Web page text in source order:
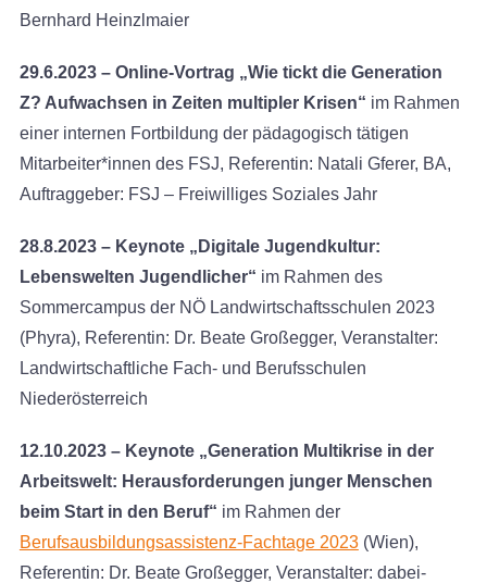
Bernhard Heinzlmaier
29.6.2023 – Online-Vortrag „Wie tickt die Generation
Z? Aufwachsen in Zeiten multipler Krisen“ im Rahmen
einer internen Fortbildung der pädagogisch tätigen
Mitarbeiter*innen des FSJ, Referentin: Natali Gferer, BA,
Auftraggeber: FSJ – Freiwilliges Soziales Jahr
28.8.2023 – Keynote „Digitale Jugendkultur:
Lebenswelten Jugendlicher“ im Rahmen des
Sommercampus der NÖ Landwirtschaftsschulen 2023
(Phyra), Referentin: Dr. Beate Großegger, Veranstalter:
Landwirtschaftliche Fach- und Berufsschulen
Niederösterreich
12.10.2023 – Keynote „Generation Multikrise in der
Arbeitswelt: Herausforderungen junger Menschen
beim Start in den Beruf“ im Rahmen der
Berufsausbildungsassistenz-Fachtage 2023(Wien),
Referentin: Dr. Beate Großegger, Veranstalter: dabei-